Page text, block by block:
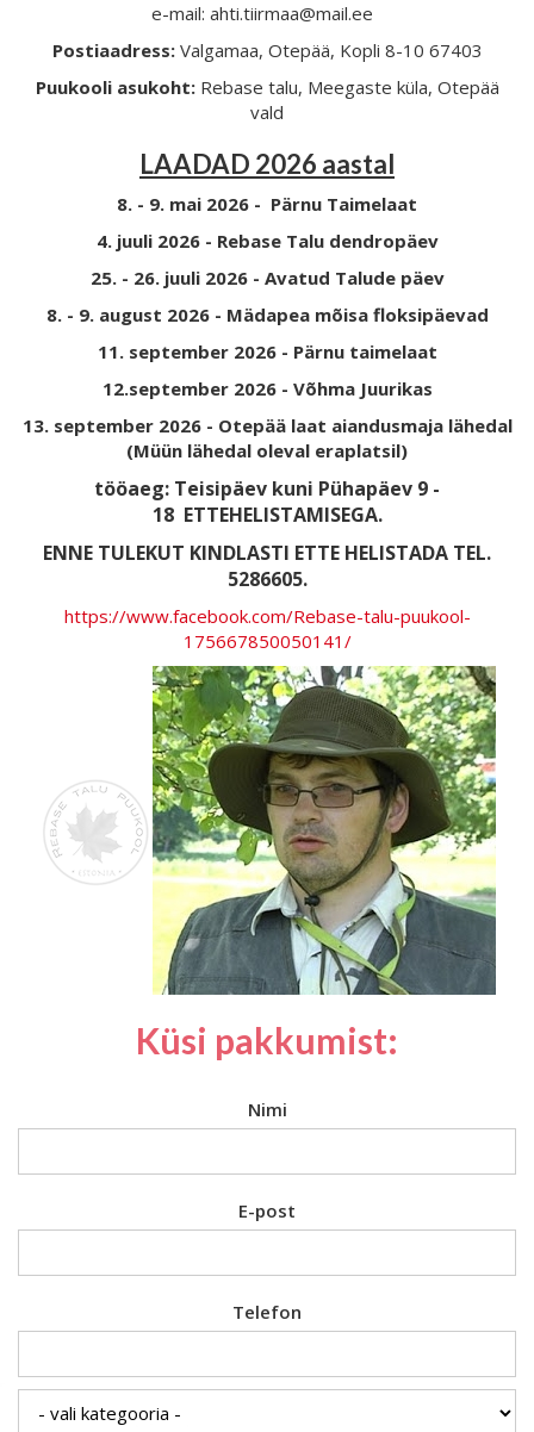
e-mail: ahti.tiirmaa@mail.ee
Postiaadress: Valgamaa, Otepää, Kopli 8-10 67403
Puukooli asukoht: Rebase talu, Meegaste küla, Otepää
vald
LAADAD 2026 aastal
8. - 9. mai 2026 - Pärnu Taimelaat
4. juuli 2026 - Rebase Talu dendropäev
25. - 26. juuli 2026 - Avatud Talude päev
8. - 9. august 2026 - Mädapea mõisa floksipäevad
11. september 2026 - Pärnu taimelaat
12.september 2026 - Võhma Juurikas
13. september 2026 - Otepää laat aiandusmaja lähedal
(Müün lähedal oleval eraplatsil)
tööaeg: Teisipäev kuni Pühapäev 9 -
18 ETTEHELISTAMISEGA.
ENNE TULEKUT KINDLASTI ETTE HELISTADA TEL.
5286605.
https://www.facebook.com/Rebase-talu-puukool-
175667850050141/
Küsi pakkumist:
Nimi
E-post
Telefon